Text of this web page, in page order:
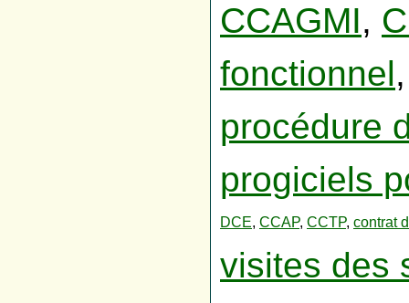
CCAGMI,
fonctionnel
procédure
progiciels
DCE, CCAP, CCTP, contrat
visites des